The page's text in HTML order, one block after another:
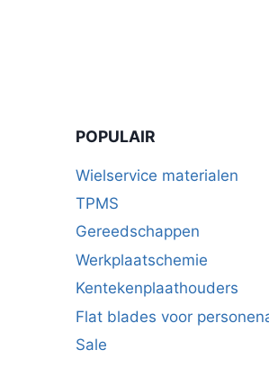
POPULAIR
Wielservice materialen
TPMS
Gereedschappen
Werkplaatschemie
Kentekenplaathouders
Flat blades voor
Sale